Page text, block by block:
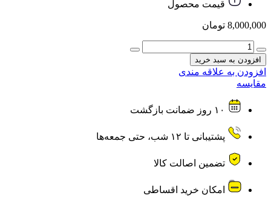
قیمت محصول
8,000,000 تومان
خردکن
یونیک
مدل
UM-
8003
ظرفیت
۴
دو
عدد
افزودن به سبد خرید
افزودن به علاقه مندی
مقایسه
۱۰ روز ضمانت بازگشت
پشتیبانی تا ۱۲ شب، حتی جمعه‌ها
تضمین اصالت کالا
امکان خرید اقساطی